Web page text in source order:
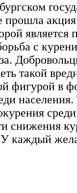
прошла
является
с
такой
фигурой в
снижения
каждый